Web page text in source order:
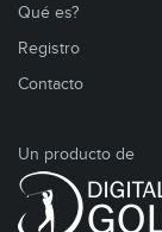
Qué es?
Registro
Contacto
Un producto de